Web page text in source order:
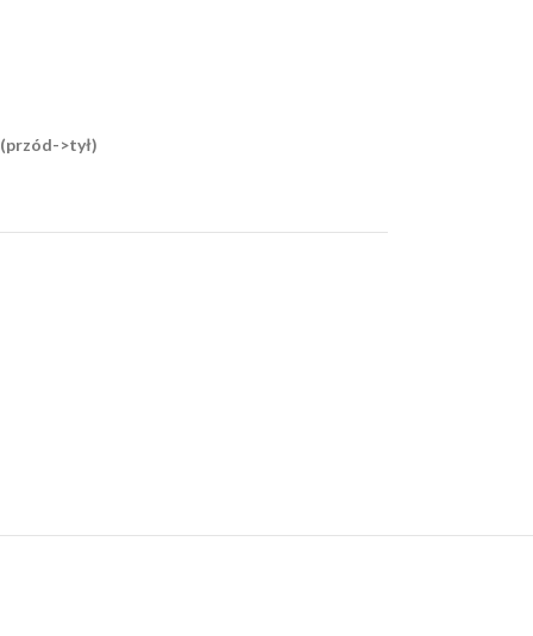
>tył)